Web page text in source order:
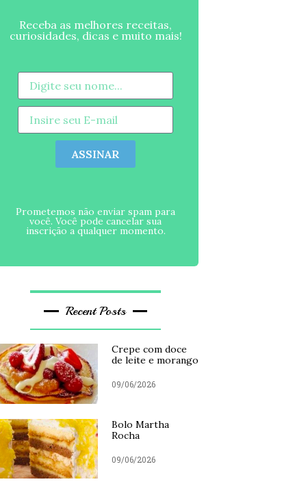
Receba as melhores receitas,
curiosidades, dicas e muito mais!
ASSINAR
Prometemos não enviar spam para
você. Você pode cancelar sua
inscrição a qualquer momento.
Recent Posts
Crepe com doce
de leite e morango
09/06/2026
Bolo Martha
Rocha
09/06/2026